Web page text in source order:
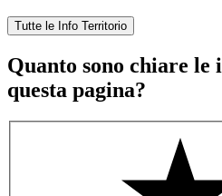
Tutte le Info Territorio
Quanto sono chiare le
questa pagina?